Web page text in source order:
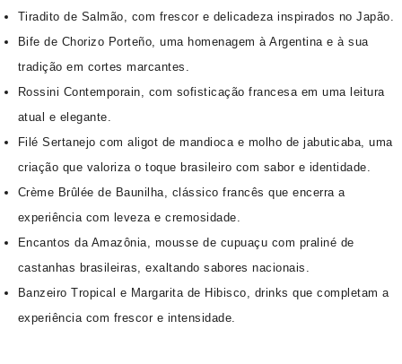
Tiradito de Salmão, com frescor e delicadeza inspirados no Japão.
Bife de Chorizo Porteño, uma homenagem à Argentina e à sua
tradição em cortes marcantes.
Rossini Contemporain, com sofisticação francesa em uma leitura
atual e elegante.
Filé Sertanejo com aligot de mandioca e molho de jabuticaba, uma
criação que valoriza o toque brasileiro com sabor e identidade.
Crème Brûlée de Baunilha, clássico francês que encerra a
experiência com leveza e cremosidade.
Encantos da Amazônia, mousse de cupuaçu com praliné de
castanhas brasileiras, exaltando sabores nacionais.
Banzeiro Tropical e Margarita de Hibisco, drinks que completam a
experiência com frescor e intensidade.